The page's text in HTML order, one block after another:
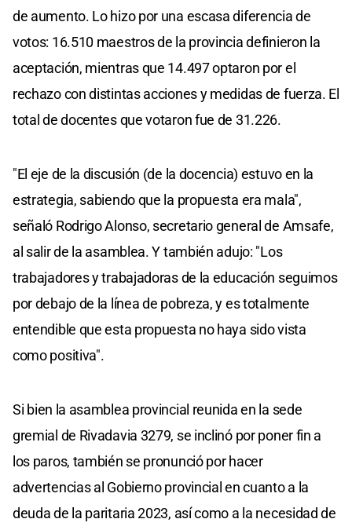
de aumento. Lo hizo por una escasa diferencia de
votos: 16.510 maestros de la provincia definieron la
aceptación, mientras que 14.497 optaron por el
rechazo con distintas acciones y medidas de fuerza. El
total de docentes que votaron fue de 31.226.
"El eje de la discusión (de la docencia) estuvo en la
estrategia, sabiendo que la propuesta era mala",
señaló Rodrigo Alonso, secretario general de Amsafe,
al salir de la asamblea. Y también adujo: "Los
trabajadores y trabajadoras de la educación seguimos
por debajo de la línea de pobreza, y es totalmente
entendible que esta propuesta no haya sido vista
como positiva".
Si bien la asamblea provincial reunida en la sede
gremial de Rivadavia 3279, se inclinó por poner fin a
los paros, también se pronunció por hacer
advertencias al Gobierno provincial en cuanto a la
deuda de la paritaria 2023, así como a la necesidad de